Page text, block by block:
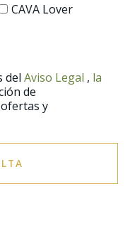
CAVA Lover
del Aviso Legal , la
y